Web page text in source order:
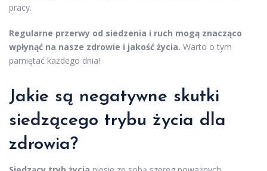
pracy.
Regularne przerwy od siedzenia i ruch mogą znacząco
wpłynąć na nasze zdrowie i jakość życia. Warto o tym
pamiętać każdego dnia!
Jakie są negatywne skutki
siedzącego trybu życia dla
zdrowia?